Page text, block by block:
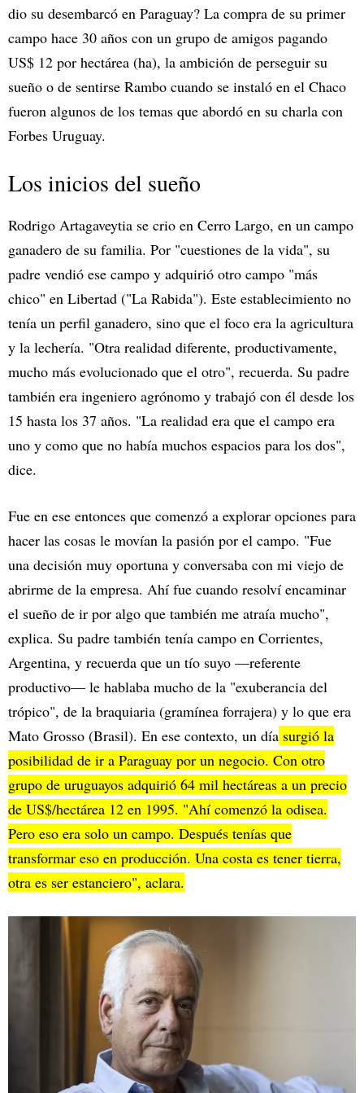
dio su desembarcó en Paraguay? La compra de su primer
campo hace 30 años con un grupo de amigos pagando
US$ 12 por hectárea (ha), la ambición de perseguir su
sueño o de sentirse Rambo cuando se instaló en el Chaco
fueron algunos de los temas que abordó en su charla con
Forbes Uruguay.
Los inicios del sueño
Rodrigo Artagaveytia se crio en Cerro Largo, en un campo
ganadero de su familia. Por "cuestiones de la vida", su
padre vendió ese campo y adquirió otro campo "más
chico" en Libertad ("La Rabida"). Este establecimiento no
tenía un perfil ganadero, sino que el foco era la agricultura
y la lechería. "Otra realidad diferente, productivamente,
mucho más evolucionado que el otro", recuerda. Su padre
también era ingeniero agrónomo y trabajó con él desde los
15 hasta los 37 años. "La realidad era que el campo era
uno y como que no había muchos espacios para los dos",
dice.
Fue en ese entonces que comenzó a explorar opciones para
hacer las cosas le movían la pasión por el campo. "Fue
una decisión muy oportuna y conversaba con mi viejo de
abrirme de la empresa. Ahí fue cuando resolví encaminar
el sueño de ir por algo que también me atraía mucho",
explica. Su padre también tenía campo en Corrientes,
Argentina, y recuerda que un tío suyo —referente
productivo— le hablaba mucho de la "exuberancia del
trópico", de la braquiaria (gramínea forrajera) y lo que era
Mato Grosso (Brasil). En ese contexto, un día surgió la
posibilidad de ir a Paraguay por un negocio. Con otro
grupo de uruguayos adquirió 64 mil hectáreas a un precio
de US$/hectárea 12 en 1995. "Ahí comenzó la odisea.
Pero eso era solo un campo. Después tenías que
transformar eso en producción. Una costa es tener tierra,
otra es ser estanciero", aclara.